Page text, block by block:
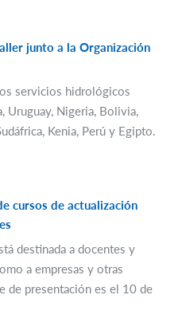
junto a la Organización
servicios hidrológicos
Uruguay, Nigeria, Bolivia,
Kenia, Perú y Egipto.
cursos de actualización
destinada a docentes y
a empresas y otras
de presentación es el 10 de